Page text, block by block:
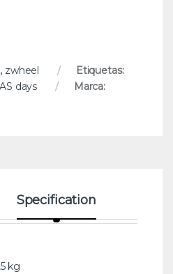
, zwheel
Etiquetas:
days
Marca:
Specification
kg